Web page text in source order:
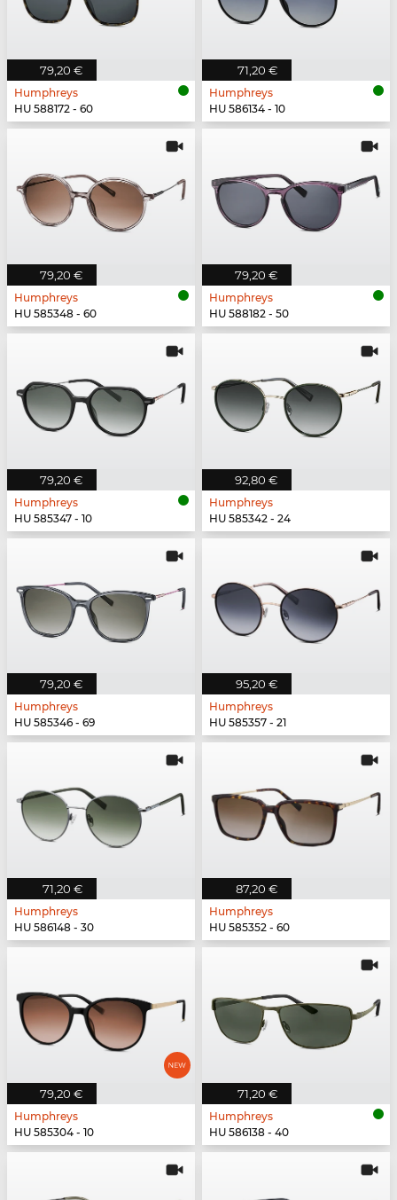
79,20 €
Humphreys
HU 588172 - 60
71,20 €
Humphreys
HU 586134 - 10
79,20 €
Humphreys
HU 585348 - 60
79,20 €
Humphreys
HU 588182 - 50
79,20 €
Humphreys
HU 585347 - 10
92,80 €
Humphreys
HU 585342 - 24
79,20 €
Humphreys
HU 585346 - 69
95,20 €
Humphreys
HU 585357 - 21
71,20 €
Humphreys
HU 586148 - 30
87,20 €
Humphreys
HU 585352 - 60
79,20 €
Humphreys
HU 585304 - 10
71,20 €
Humphreys
HU 586138 - 40